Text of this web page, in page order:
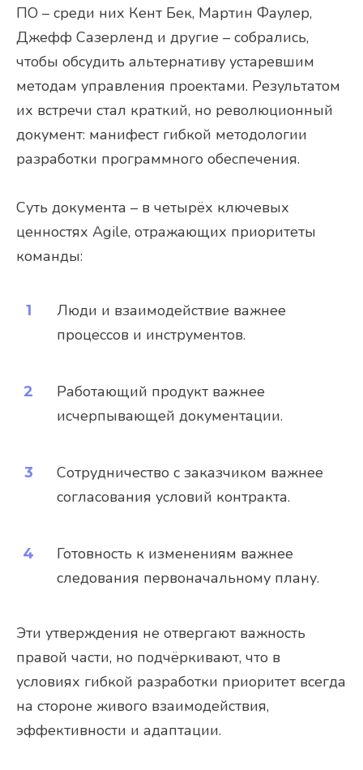
ПО – среди них Кент Бек, Мартин Фаулер,
Джефф Сазерленд и другие – собрались,
чтобы обсудить альтернативу устаревшим
методам управления проектами. Результатом
их встречи стал краткий, но революционный
документ: манифест гибкой методологии
разработки программного обеспечения.
Суть документа – в четырёх ключевых
ценностях Agile, отражающих приоритеты
команды:
Люди и взаимодействие важнее
процессов и инструментов.
Работающий продукт важнее
исчерпывающей документации.
Сотрудничество с заказчиком важнее
согласования условий контракта.
Готовность к изменениям важнее
следования первоначальному плану.
Эти утверждения не отвергают важность
правой части, но подчёркивают, что в
условиях гибкой разработки приоритет всегда
на стороне живого взаимодействия,
эффективности и адаптации.